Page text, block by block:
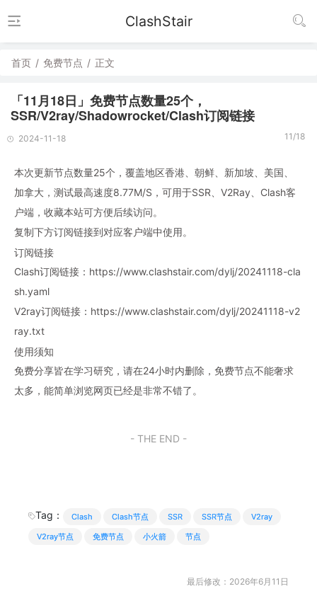
ClashStair
首页 / 免费节点 / 正文
「11月18日」免费节点数量25个，
SSR/V2ray/Shadowrocket/Clash订阅链接
2024-11-18 11/18
本次更新节点数量25个，覆盖地区香港、朝鲜、新加坡、美国、
加拿大，测试最高速度8.77M/S，可用于SSR、V2Ray、Clash客
户端，收藏本站可方便后续访问。
复制下方订阅链接到对应客户端中使用。
订阅链接
Clash订阅链接：https://www.clashstair.com/dylj/20241118-cla
sh.yaml
V2ray订阅链接：https://www.clashstair.com/dylj/20241118-v2
ray.txt
使用须知
免费分享皆在学习研究，请在24小时内删除，免费节点不能奢求
太多，能简单浏览网页已经是非常不错了。
- THE END -
Tag： Clash Clash节点 SSR SSR节点
V2ray
V2ray节点
免费节点 小火箭 节点
最后修改：2026年6月11日